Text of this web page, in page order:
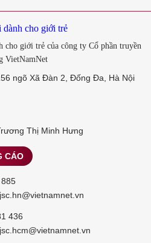
giới trẻ của công ty Cổ phần truyền
VietNamNet
ngõ Xã Đàn 2, Đống Đa, Hà Nội
Thị Minh Hưng
CÁO
436